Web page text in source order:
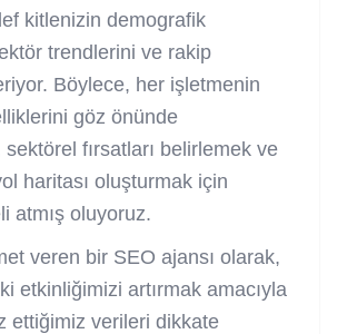
kitlenizin demografik
trendlerini ve rakip
Böylece, her işletmenin
göz önünde
fırsatları belirlemek ve
haritası oluşturmak için
atmış oluyoruz.
veren bir SEO ajansı olarak,
etkinliğimizi artırmak amacıyla
ettiğimiz verileri dikkate